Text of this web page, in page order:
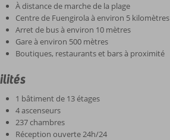
À distance de marche de la plage
Centre de Fuengirola à environ 5 kilomètres
Arret de bus à environ 10 mètres
Gare à environ 500 mètres
Boutiques, restaurants et bars à proximité
1 bâtiment de 13 étages
4 ascenseurs
237 chambres
Réception ouverte 24h/24